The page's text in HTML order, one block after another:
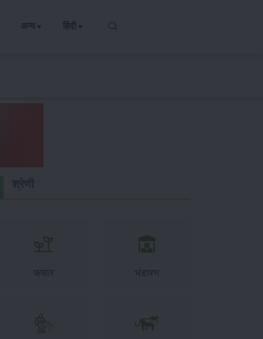
अन्य हिंदी
फसल भंडारण